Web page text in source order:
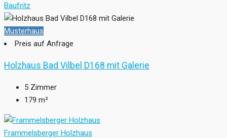
Baufritz
Musterhaus
Preis auf Anfrage
Holzhaus Bad Vilbel D168 mit Galerie
5 Zimmer
179 m²
Frammelsberger Holzhaus